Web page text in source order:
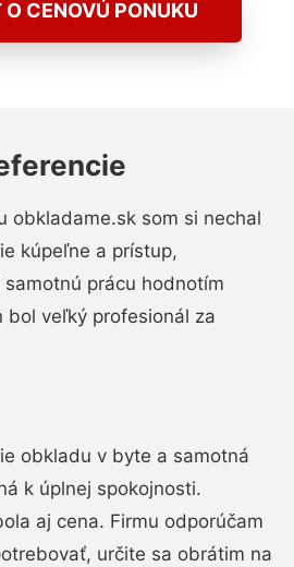
O CENOVÚ PONUKU
obkladame.sk som si nechal
kúpeľne a prístup,
prácu hodnotím
bol veľký profesionál za
obkladu v byte a samotná
k úplnej spokojnosti.
aj cena. Firmu odporúčam
určite sa obrátim na